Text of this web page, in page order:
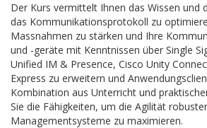
Der Kurs vermittelt Ihnen das Wissen und
das Kommunikationsprotokoll zu
Massnahmen zu stärken und Ihre
und -geräte mit Kenntnissen über Single
Unified IM & Presence, Cisco Unity
Express zu erweitern und
Kombination aus Unterricht und
Sie die Fähigkeiten, um die Agilität robuster
Managementsysteme zu maximieren.